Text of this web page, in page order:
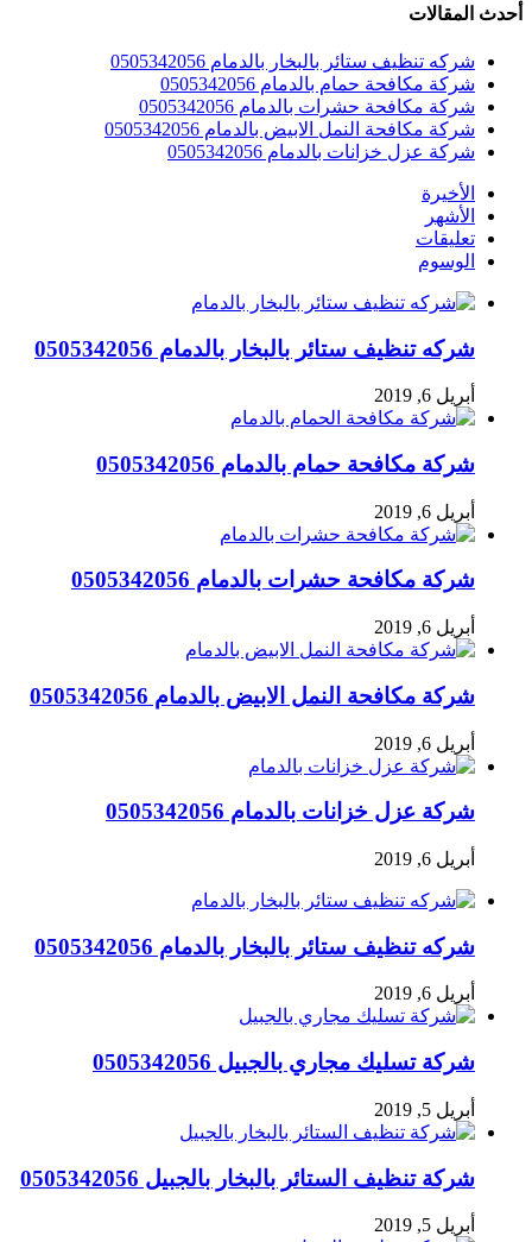
أحدث المقالات
شركه تنظيف ستائر بالبخار بالدمام 0505342056
شركة مكافحة حمام بالدمام 0505342056
شركة مكافحة حشرات بالدمام 0505342056
شركة مكافحة النمل الابيض بالدمام 0505342056
شركة عزل خزانات بالدمام 0505342056
الأخيرة
الأشهر
تعليقات
الوسوم
شركه تنظيف ستائر بالبخار بالدمام 0505342056
أبريل 6, 2019
شركة مكافحة حمام بالدمام 0505342056
أبريل 6, 2019
شركة مكافحة حشرات بالدمام 0505342056
أبريل 6, 2019
شركة مكافحة النمل الابيض بالدمام 0505342056
أبريل 6, 2019
شركة عزل خزانات بالدمام 0505342056
أبريل 6, 2019
شركه تنظيف ستائر بالبخار بالدمام 0505342056
أبريل 6, 2019
شركة تسليك مجاري بالجبيل 0505342056
أبريل 5, 2019
شركة تنظيف الستائر بالبخار بالجبيل 0505342056
أبريل 5, 2019